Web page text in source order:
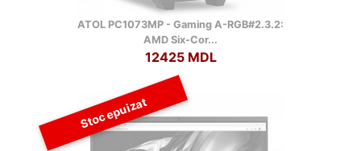
ATOL PC1073MP - Gaming A-RGB#2.3.2:
AMD Six-Cor...
12425 MDL
Stoc epuizat